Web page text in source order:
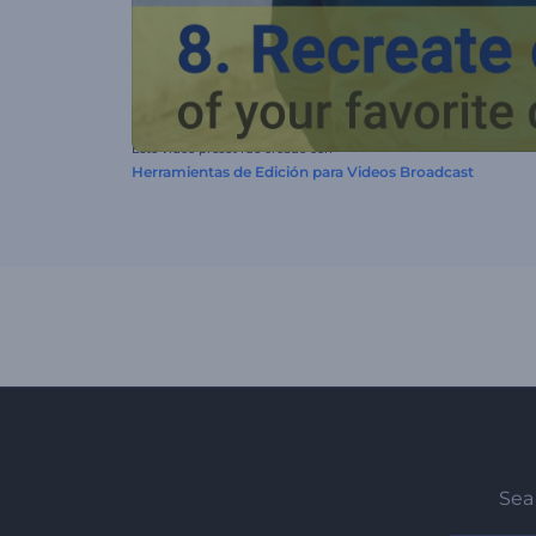
Este video preset fue creado con
Herramientas de Edición para Videos Broadcast